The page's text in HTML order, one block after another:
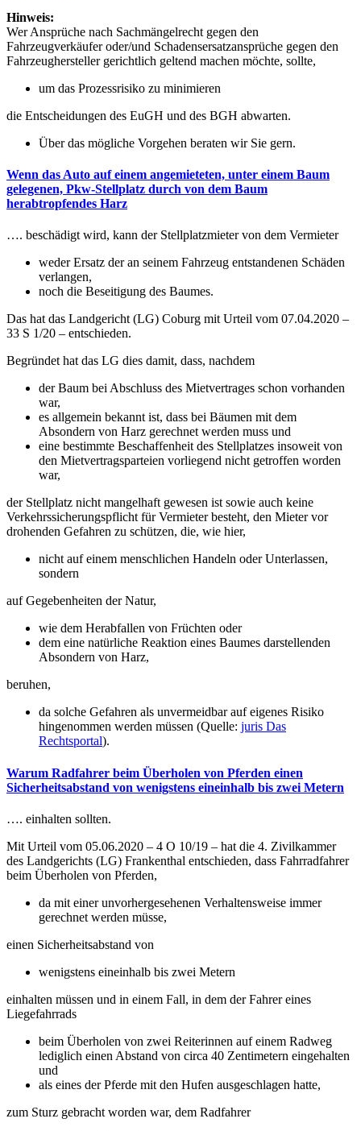
Hinweis:
Wer Ansprüche nach Sachmängelrecht gegen den
Fahrzeugverkäufer oder/und Schadensersatzansprüche gegen den
Fahrzeughersteller gerichtlich geltend machen möchte, sollte,
um das Prozessrisiko zu minimieren
die Entscheidungen des EuGH und des BGH abwarten.
Über das mögliche Vorgehen beraten wir Sie gern.
Wenn das Auto auf einem angemieteten, unter einem Baum
gelegenen, Pkw-Stellplatz durch von dem Baum
herabtropfendes Harz
…. beschädigt wird, kann der Stellplatzmieter von dem Vermieter
weder Ersatz der an seinem Fahrzeug entstandenen Schäden
verlangen,
noch die Beseitigung des Baumes.
Das hat das Landgericht (LG) Coburg mit Urteil vom 07.04.2020 –
33 S 1/20 – entschieden.
Begründet hat das LG dies damit, dass, nachdem
der Baum bei Abschluss des Mietvertrages schon vorhanden
war,
es allgemein bekannt ist, dass bei Bäumen mit dem
Absondern von Harz gerechnet werden muss und
eine bestimmte Beschaffenheit des Stellplatzes insoweit von
den Mietvertragsparteien vorliegend nicht getroffen worden
war,
der Stellplatz nicht mangelhaft gewesen ist sowie auch keine
Verkehrssicherungspflicht für Vermieter besteht, den Mieter vor
drohenden Gefahren zu schützen, die, wie hier,
nicht auf einem menschlichen Handeln oder Unterlassen,
sondern
auf Gegebenheiten der Natur,
wie dem Herabfallen von Früchten oder
dem eine natürliche Reaktion eines Baumes darstellenden
Absondern von Harz,
beruhen,
da solche Gefahren als unvermeidbar auf eigenes Risiko
hingenommen werden müssen (Quelle: juris Das
Rechtsportal).
Warum Radfahrer beim Überholen von Pferden einen
Sicherheitsabstand von wenigstens eineinhalb bis zwei Metern
…. einhalten sollten.
Mit Urteil vom 05.06.2020 – 4 O 10/19 – hat die 4. Zivilkammer
des Landgerichts (LG) Frankenthal entschieden, dass Fahrradfahrer
beim Überholen von Pferden,
da mit einer unvorhergesehenen Verhaltensweise immer
gerechnet werden müsse,
einen Sicherheitsabstand von
wenigstens eineinhalb bis zwei Metern
einhalten müssen und in einem Fall, in dem der Fahrer eines
Liegefahrrads
beim Überholen von zwei Reiterinnen auf einem Radweg
lediglich einen Abstand von circa 40 Zentimetern eingehalten
und
als eines der Pferde mit den Hufen ausgeschlagen hatte,
zum Sturz gebracht worden war, dem Radfahrer